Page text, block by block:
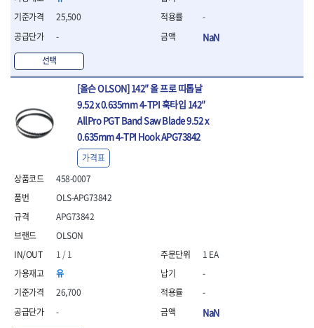
- 십자비트
- 임팩별비트소켓
- 임팩XZN비트소켓
- 십자비트소켓
- 일자비트소켓
- XZN비트
- 임팩XZN비트
- 라쳇핸들세트
- 사각비트
- 토크드라이버
- 포지비트소켓
- 임팩포지비트소켓
플라이어,몽키,스패너
- 편구스패너
- 플라이어
- 니퍼
- 스냅링플라이어
- 그룹조인트플라이어
- 케이블커터
25,500
-
선택
-
NaN
[올슨 OLSON] 142″ 올 프로 띠톱날
9.52 x 0.635mm 4-TPI 훅타입 142″
AllPro PGT Band Saw Blade 9.52 x
0.635mm 4-TPI Hook APG73842
458-0007
OLSON
1 / 1
유
26,700
-
OLS-APG73842
APG73842
가격표
1 EA
-
-
NaN